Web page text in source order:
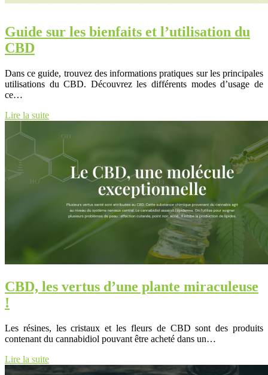
Guide sur les bienfaits et l’utilisation du
CBD
Dans ce guide, trouvez des informations pratiques sur les principales
utilisations du CBD. Découvrez les différents modes d’usage de
ce…
Lire la suite
CBD, les vertus d’une plante miraculeuse
!
Les résines, les cristaux et les fleurs de CBD sont des produits
contenant du cannabidiol pouvant être acheté dans un…
Lire la suite